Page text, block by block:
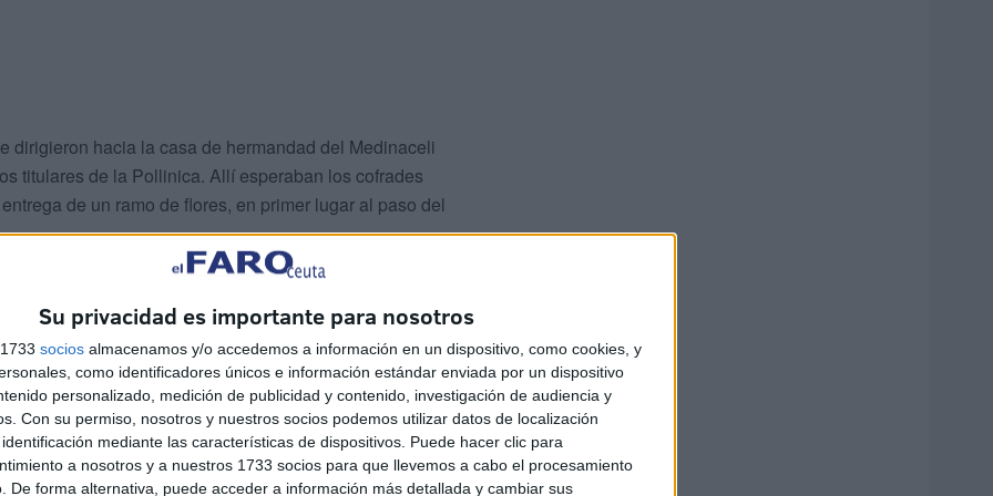
Su privacidad es importante para nosotros
socios almacenamos y/o accedemos a información en un dispositivo, como cookies, y
como identificadores únicos e información estándar enviada por un dispositivo
personalizado, medición de publicidad y contenido, investigación de audiencia y
Con su permiso, nosotros y nuestros socios podemos utilizar datos de localización
mediante las características de dispositivos. Puede hacer clic para
a nosotros y a nuestros 1733 socios para que llevemos a cabo el procesamiento
De forma alternativa, puede acceder a información más detallada y cambiar sus
dirigieron hacia la casa de hermandad del Medinaceli
titulares de la Pollinica. Allí esperaban los cofrades
de un ramo de flores, en primer lugar al paso del
de penitencia que continuó camino hacia uno de
hermandad. A su paso por los Jardines de la
dejando preciosas estampas que muchos fieles se